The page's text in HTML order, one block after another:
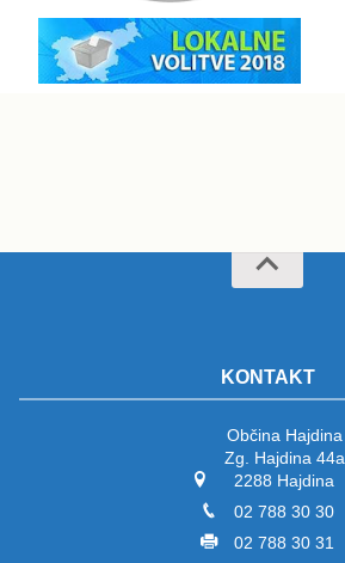
KONTAKT
Občina Hajdina
Zg. Hajdina 44a
2288 Hajdina
02 788 30 30
02 788 30 31